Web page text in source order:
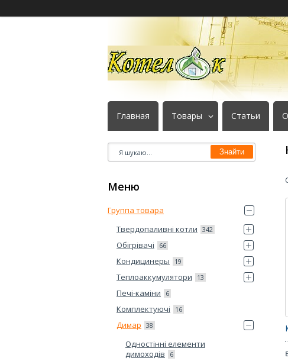
Главная Товары Статьи
Знайти
Группа товара
Твердопаливні котли 342
Обігрівачі 66
Кондицинеры 19
Теплоаккумулятори 13
Печі-каміни 6
Комплектуючі 16
Димар 38
Одностінні елементи
димоходів
6